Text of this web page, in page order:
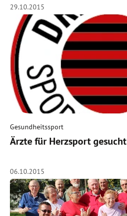
29.10.2015
Gesundheitssport
Ärzte für Herzsport gesucht
06.10.2015